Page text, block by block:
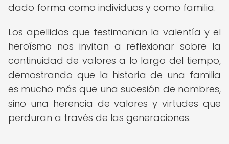
dado forma como individuos y como familia.
Los apellidos que testimonian la valentía y el
heroísmo nos invitan a reflexionar sobre la
continuidad de valores a lo largo del tiempo,
demostrando que la historia de una familia
es mucho más que una sucesión de nombres,
sino una herencia de valores y virtudes que
perduran a través de las generaciones.